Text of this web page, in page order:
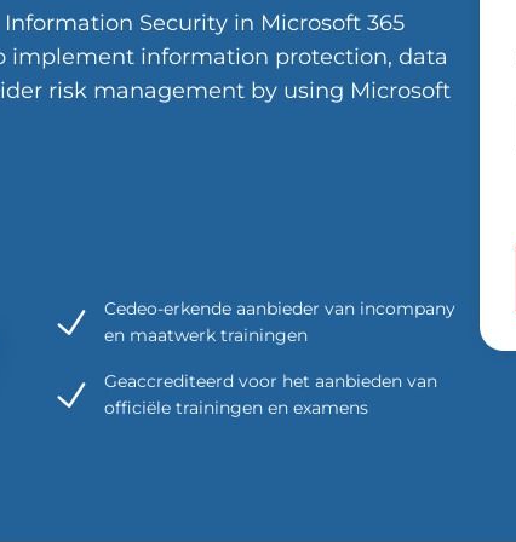
Security in Microsoft 365
implement information protection, data
risk management by using Microsoft
Cedeo-erkende aanbieder van incompany
en maatwerk trainingen
Geaccrediteerd voor het aanbieden van
officiële trainingen en examens